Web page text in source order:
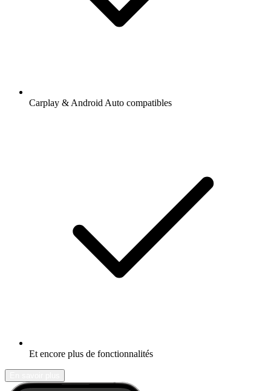
Carplay & Android Auto compatibles
Et encore plus de fonctionnalités